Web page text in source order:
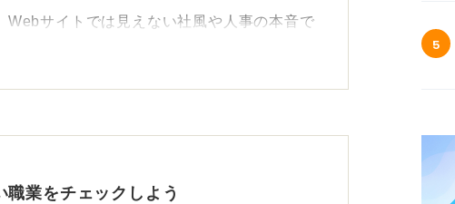
サイトでは見えない社風や人事の本音で
ない生の情報であり、判断材料として非常
業をチェックしよう
5